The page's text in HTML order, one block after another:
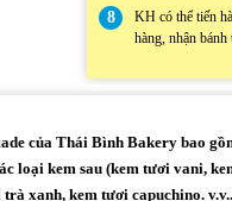
8
KH có thể tiến
hàng, nhận
của Thái Bình Bakery bao
loại kem sau (kem tươi vani,
xanh, kem tươi capuchino.